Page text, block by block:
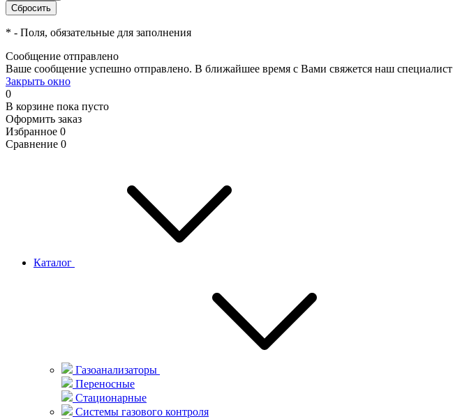
* - Поля, обязательные для заполнения
Сообщение отправлено
Ваше сообщение успешно отправлено. В ближайшее время с Вами свяжется наш специалист
Закрыть окно
0
В корзине пока пусто
Оформить заказ
Избранное 0
Сравнение 0
Каталог
Газоанализаторы
Переносные
Стационарные
Системы газового контроля